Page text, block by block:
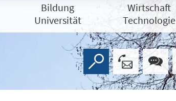
Bildung
Universität
Wirtschaft
Technologie